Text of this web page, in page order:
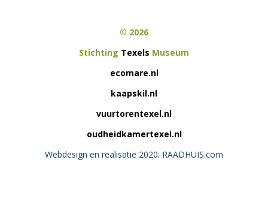
© 2026
Stichting Texels Museum
ecomare.nl
kaapskil.nl
vuurtorentexel.nl
oudheidkamertexel.nl
Webdesign en realisatie 2020: RAADHUIS.com